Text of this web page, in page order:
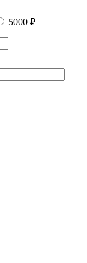
5000 ₽